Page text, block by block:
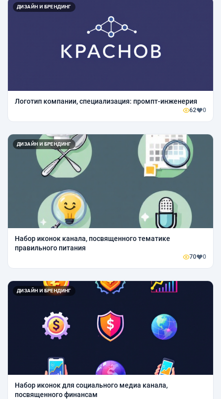
ДИЗАЙН И БРЕНДИНГ
Логотип компании, специализация: промпт-инженерия
62 0
ДИЗАЙН И БРЕНДИНГ
Набор иконок канала, посвященного тематике
правильного питания
70 0
ДИЗАЙН И БРЕНДИНГ
Набор иконок для социального медиа канала,
посвященного финансам